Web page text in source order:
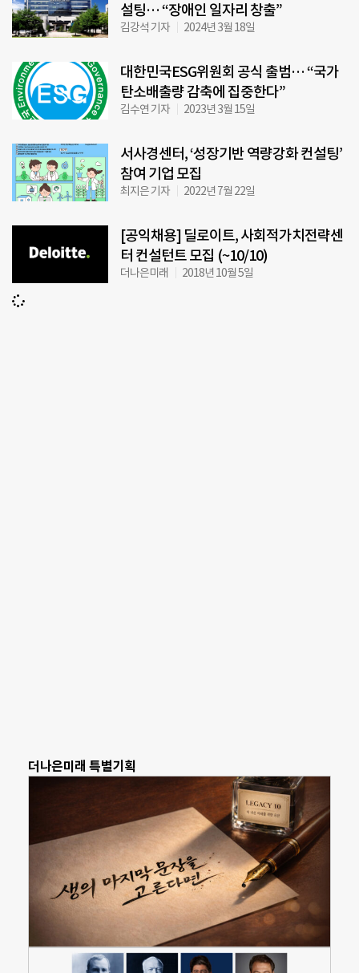
설팅… “장애인 일자리 창출”
김강석 기자 2024년 3월 18일
대한민국ESG위원회 공식 출범… “국가
탄소배출량 감축에 집중한다”
김수연 기자 2023년 3월 15일
서사경센터, ‘성장기반 역량강화 컨설팅’
참여 기업 모집
최지은 기자 2022년 7월 22일
[공익채용] 딜로이트, 사회적가치전략센
터 컨설턴트 모집 (~10/10)
더나은미래 2018년 10월 5일
더나은미래 특별기획